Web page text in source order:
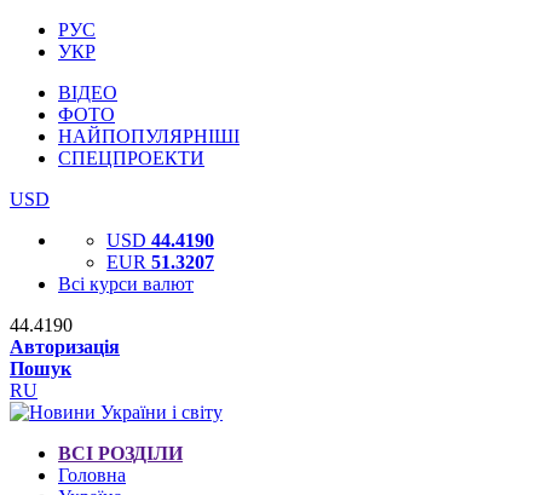
РУС
УКР
ВІДЕО
ФОТО
НАЙПОПУЛЯРНІШІ
СПЕЦПРОЕКТИ
USD
USD 44.4190
EUR 51.3207
Всі курси валют
44.4190
Авторизація
Пошук
RU
ВСІ РОЗДІЛИ
Головна